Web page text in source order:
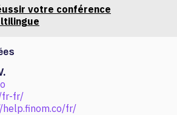
votre conférence
fr-fr/
help.finom.co/fr/